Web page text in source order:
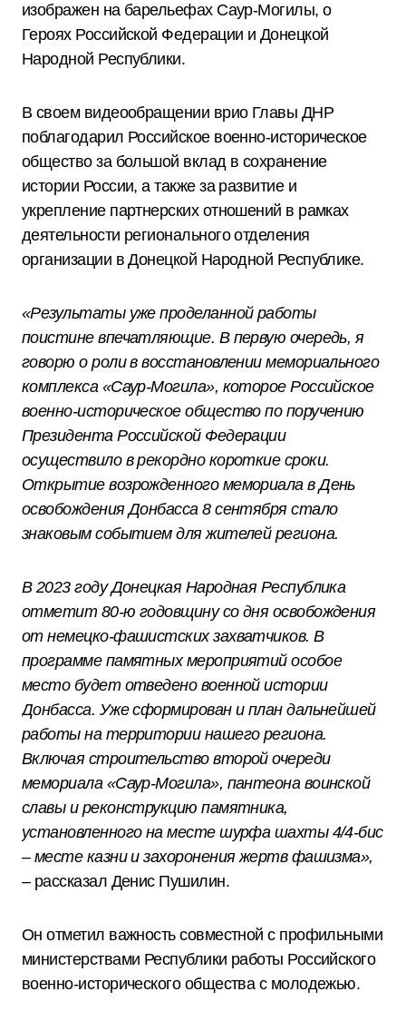
изображен на барельефах Саур-Могилы, о
Героях Российской Федерации и Донецкой
Народной Республики.
В своем видеообращении врио Главы ДНР
поблагодарил Российское военно-историческое
общество за большой вклад в сохранение
истории России, а также за развитие и
укрепление партнерских отношений в рамках
деятельности регионального отделения
организации в Донецкой Народной Республике.
«Результаты уже проделанной работы
поистине впечатляющие. В первую очередь, я
говорю о роли в восстановлении мемориального
комплекса «Саур-Могила», которое Российское
военно-историческое общество по поручению
Президента Российской Федерации
осуществило в рекордно короткие сроки.
Открытие возрожденного мемориала в День
освобождения Донбасса 8 сентября стало
знаковым событием для жителей региона.
В 2023 году Донецкая Народная Республика
отметит 80-ю годовщину со дня освобождения
от немецко-фашистских захватчиков. В
программе памятных мероприятий особое
место будет отведено военной истории
Донбасса. Уже сформирован и план дальнейшей
работы на территории нашего региона.
Включая строительство второй очереди
мемориала «Саур-Могила», пантеона воинской
славы и реконструкцию памятника,
установленного на месте шурфа шахты 4/4-бис
– месте казни и захоронения жертв фашизма»,
– рассказал Денис Пушилин.
Он отметил важность совместной с профильными
министерствами Республики работы Российского
военно-исторического общества с молодежью.